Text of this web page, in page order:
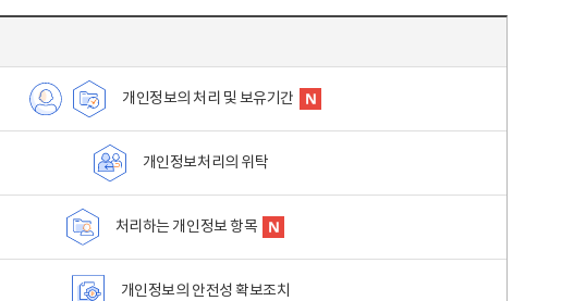
개인정보의 처리 및 보유기간
개인정보처리의 위탁
처리하는 개인정보 항목
개인정보의 안전성 확보조치